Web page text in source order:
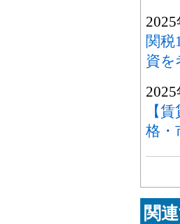
関税
資を
【
格・
関